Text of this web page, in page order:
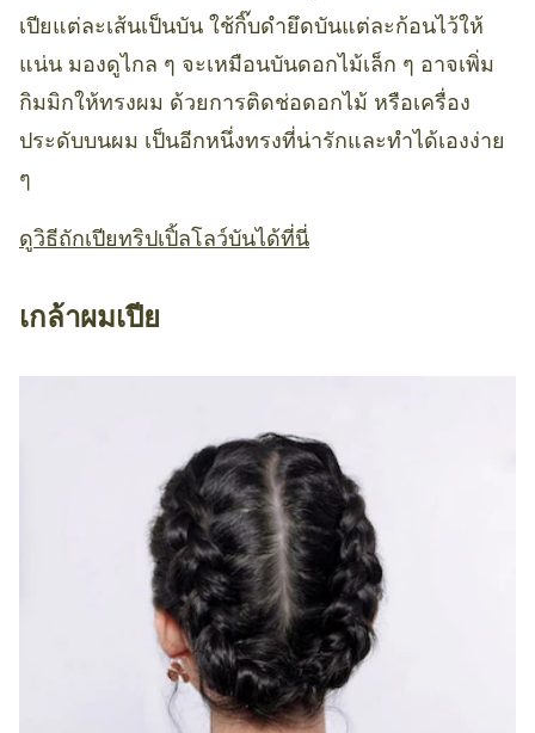
เปียแต่ละเส้นเป็นบัน ใช้กิ๊บดำยึดบันแต่ละก้อนไว้ให้
แน่น มองดูไกล ๆ จะเหมือนบันดอกไม้เล็ก ๆ อาจเพิ่ม
กิมมิกให้ทรงผม ด้วยการติดช่อดอกไม้ หรือเครื่อง
ประดับบนผม เป็นอีกหนึ่งทรงที่น่ารักและทำได้เองง่าย
ๆ
ดูวิธีถักเปียทริปเปิ้ลโลว์บันได้ที่นี่
เกล้าผมเปีย